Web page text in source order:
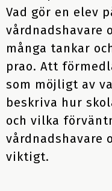
Frågor och svar för
Praktisk
Förslag på övningar
Skolans roll under
Uppföljning efter
Utvärdering av
Checklistor för skolan
Handledarens roll
Planering av
Tips på
Förslag på schema
Temapraopaket
Temapraopaket för
En del av
Arbetsmiljö och
Fler aktiviteter för
Om
Så kan
Vad gör en elev
vårdnadshavare
många tankar
prao. Att
som möjligt av
beskriva hur
och vilka
vårdnadshavare
viktigt.